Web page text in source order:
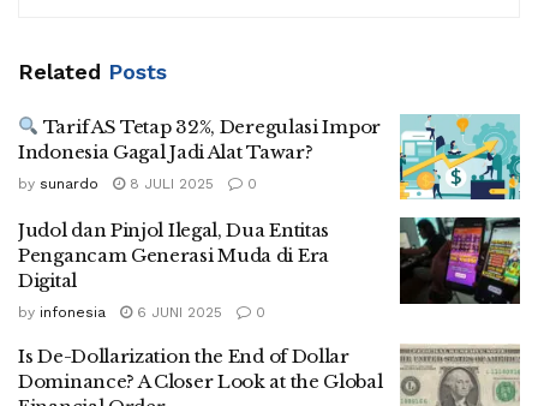
Related Posts
Tarif AS Tetap 32%, Deregulasi Impor
Indonesia Gagal Jadi Alat Tawar?
by sunardo 8 JULI 2025 0
Judol dan Pinjol Ilegal, Dua Entitas
Pengancam Generasi Muda di Era
Digital
by infonesia 6 JUNI 2025 0
Is De-Dollarization the End of Dollar
Dominance? A Closer Look at the Global